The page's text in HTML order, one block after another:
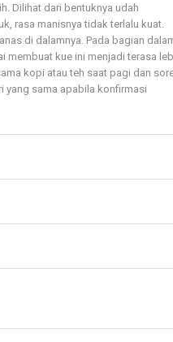
Dilihat dari bentuknya udah
rasa manisnya tidak terlalu kuat.
di dalamnya. Pada bagian
membuat kue ini menjadi terasa
kopi atau teh saat pagi dan
yang sama apabila konfirmasi